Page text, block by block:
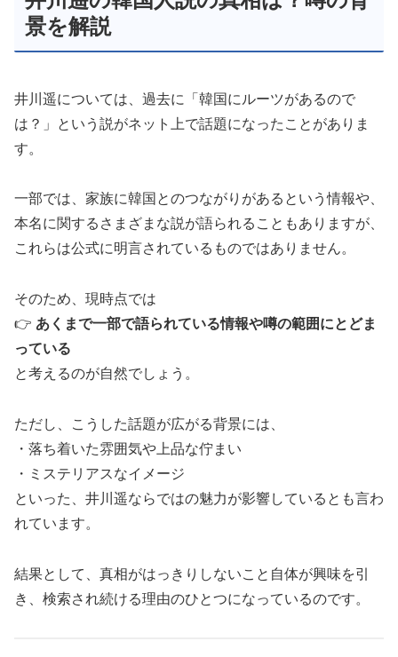
景を解説
井川遥については、過去に「韓国にルーツがあるので
は？」という説がネット上で話題になったことがありま
す。
一部では、家族に韓国とのつながりがあるという情報や、
本名に関するさまざまな説が語られることもありますが、
これらは公式に明言されているものではありません。
そのため、現時点では
👉 あくまで一部で語られている情報や噂の範囲にとどま
っている
と考えるのが自然でしょう。
ただし、こうした話題が広がる背景には、
・落ち着いた雰囲気や上品な佇まい
・ミステリアスなイメージ
といった、井川遥ならではの魅力が影響しているとも言わ
れています。
結果として、真相がはっきりしないこと自体が興味を引
き、検索され続ける理由のひとつになっているのです。